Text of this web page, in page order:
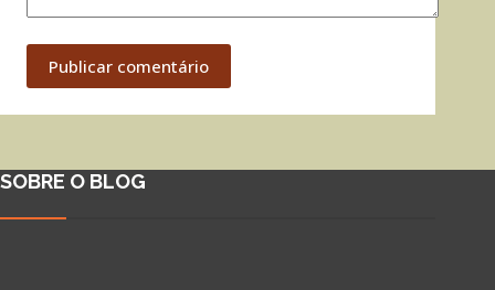
Publicar comentário
SOBRE O BLOG